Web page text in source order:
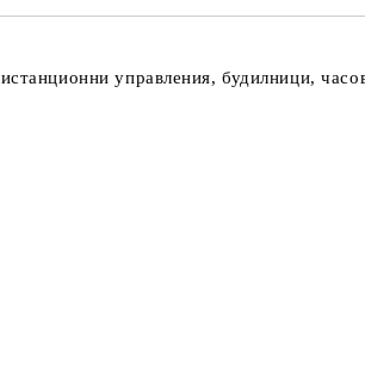
управления, будилници,